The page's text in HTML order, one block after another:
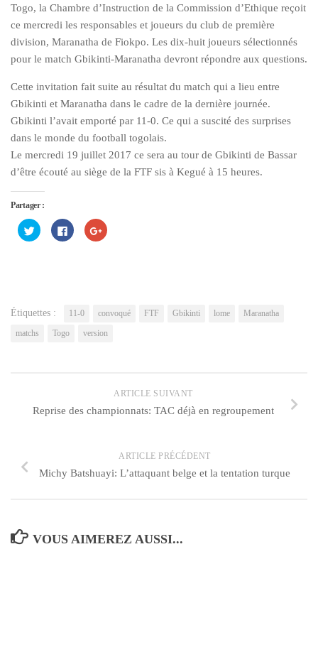
Togo, la Chambre d’Instruction de la Commission d’Ethique reçoit
ce mercredi les responsables et joueurs du club de première
division, Maranatha de Fiokpo. Les dix-huit joueurs sélectionnés
pour le match Gbikinti-Maranatha devront répondre aux questions.
Cette invitation fait suite au résultat du match qui a lieu entre
Gbikinti et Maranatha dans le cadre de la dernière journée.
Gbikinti l’avait emporté par 11-0. Ce qui a suscité des surprises
dans le monde du football togolais.
Le mercredi 19 juillet 2017 ce sera au tour de Gbikinti de Bassar
d’être écouté au siège de la FTF sis à Kegué à 15 heures.
Partager :
Cliquez
pour
partager
Cliquez
pour
partager
Cliquez
pour
Étiquettes : 11-0 convoqué FTF Gbikinti lome
Maranatha
matchs
Togo version
ARTICLE SUIVANT
Reprise des championnats: TAC déjà en regroupement
ARTICLE PRÉCÉDENT
Michy Batshuayi: L’attaquant belge et la tentation turque
VOUS AIMEREZ AUSSI...